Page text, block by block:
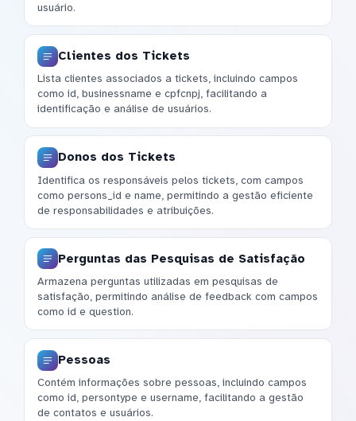
usuário.
Clientes dos Tickets
Lista clientes associados a tickets, incluindo campos
como id, businessname e cpfcnpj, facilitando a
identificação e análise de usuários.
Donos dos Tickets
Identifica os responsáveis pelos tickets, com campos
como persons_id e name, permitindo a gestão eficiente
de responsabilidades e atribuições.
Perguntas das Pesquisas de Satisfação
Armazena perguntas utilizadas em pesquisas de
satisfação, permitindo análise de feedback com campos
como id e question.
Pessoas
Contém informações sobre pessoas, incluindo campos
como id, persontype e username, facilitando a gestão
de contatos e usuários.